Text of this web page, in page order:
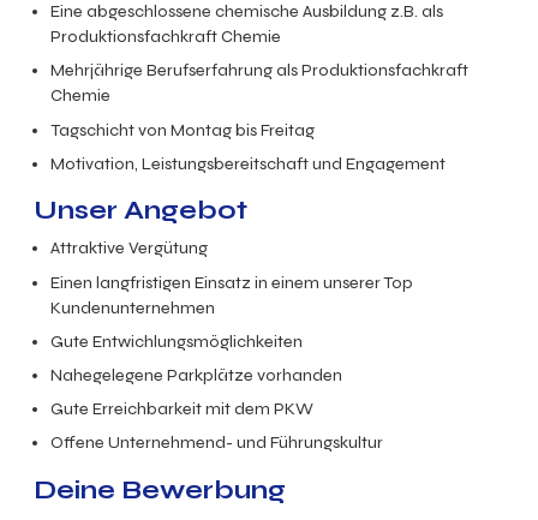
Eine abgeschlossene chemische Ausbildung z.B. als
Produktionsfachkraft Chemie
Mehrjährige Berufserfahrung als Produktionsfachkraft
Chemie
Tagschicht von Montag bis Freitag
Motivation, Leistungsbereitschaft und Engagement
Unser Angebot
Attraktive Vergütung
Einen langfristigen Einsatz in einem unserer Top
Kundenunternehmen
Gute Entwichlungsmöglichkeiten
Nahegelegene Parkplätze vorhanden
Gute Erreichbarkeit mit dem PKW
Offene Unternehmend- und Führungskultur
Deine Bewerbung